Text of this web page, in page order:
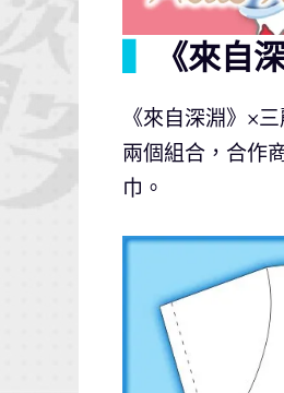
《來自
《來自深淵》×
兩個組合，合作
巾。